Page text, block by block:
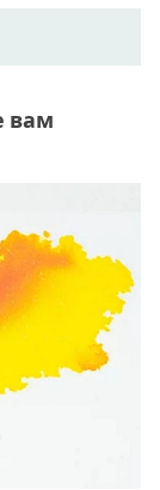
вам